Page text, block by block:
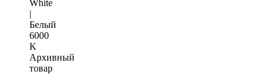
White
|
Белый
6000
K
Архивный
товар